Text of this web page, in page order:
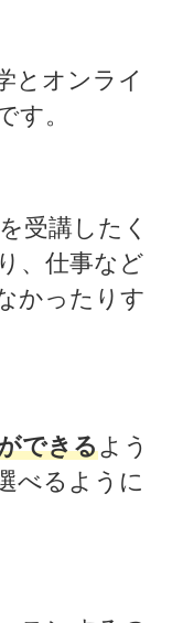
とオンライ
す。
受講したく
、仕事など
かったりす
できるよう
べるように